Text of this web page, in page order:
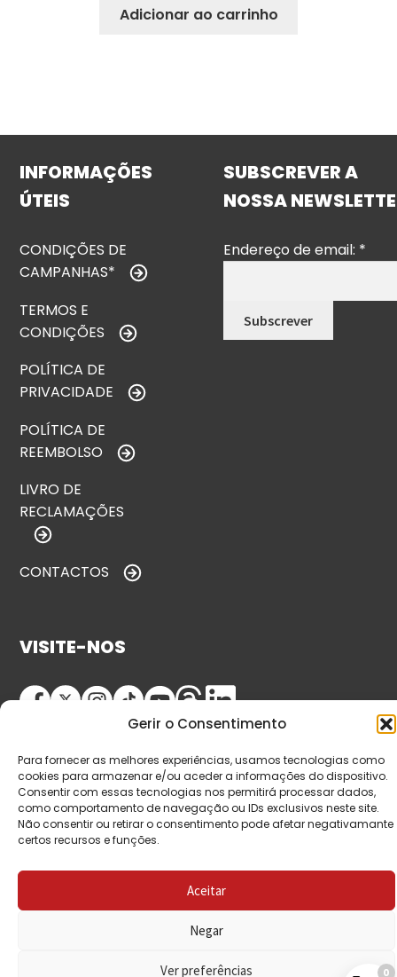
Gerir o Consentimento
Para fornecer as melhores experiências, usamos tecnologias como
cookies para armazenar e/ou aceder a informações do dispositivo.
Consentir com essas tecnologias nos permitirá processar dados,
como comportamento de navegação ou IDs exclusivos neste site.
Não consentir ou retirar o consentimento pode afetar negativamante
certos recursos e funções.
Aceitar
Negar
Ver preferências
Adicionar ao carrinho
INFORMAÇÕES
ÚTEIS
CONDIÇÕES DE
CAMPANHAS*
TERMOS E
CONDIÇÕES
POLÍTICA DE
PRIVACIDADE
POLÍTICA DE
REEMBOLSO
LIVRO DE
RECLAMAÇÕES
CONTACTOS
SUBSCREVER A
NOSSA
Endereço de email: *
VISITE-NOS
© Copyright 2026 Saída de Emergência. Todos os
direitos reservados.
0